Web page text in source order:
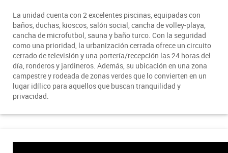
La unidad cuenta con 2 excelentes piscinas, equipadas con
baños, duchas, kioscos, salón social, cancha de volley-playa,
cancha de microfutbol, sauna y baño turco. Con la seguridad
como una prioridad, la urbanización cerrada ofrece un circuito
cerrado de televisión y una portería/recepción las 24 horas del
día, ronderos y jardineros. Además, su ubicación en una zona
campestre y rodeada de zonas verdes que lo convierten en un
lugar idílico para aquellos que buscan tranquilidad y
privacidad.